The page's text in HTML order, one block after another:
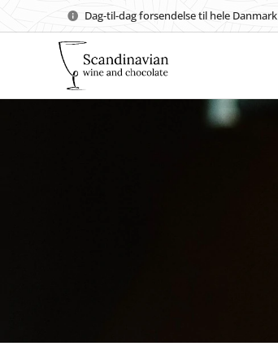
Dag-til-dag forsendelse til hele Danmark